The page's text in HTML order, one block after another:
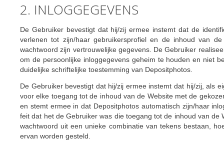
2. INLOGGEGEVENS
De Gebruiker bevestigt dat hij/zij ermee instemt dat de
verlenen tot zijn/haar gebruikersprofiel en de inhoud van
wachtwoord zijn vertrouwelijke gegevens. De Gebruiker
om de persoonlijke inloggegevens geheim te houden en niet
duidelijke schriftelijke toestemming van Depositphotos.
De Gebruiker bevestigt dat hij/zij ermee instemt dat hij/zij, als
voor elke toegang tot de inhoud van de Website met de
en stemt ermee in dat Depositphotos automatisch zijn/haar
feit dat het de Gebruiker was die toegang tot de inhoud van
wachtwoord uit een unieke combinatie van tekens bestaan,
ervan worden gesteld.